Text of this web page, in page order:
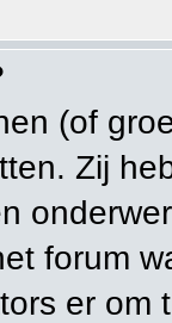
(of
Zij
forum
er